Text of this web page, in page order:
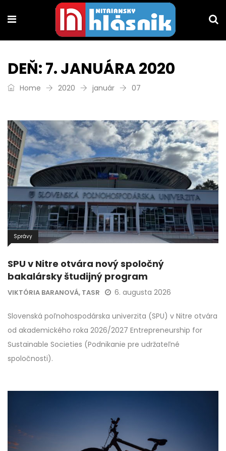
DEŇ:7. JANUÁRA 2020
Home 2020 január 07
Správy
SPU v Nitre otvára nový spoločný
bakalársky študijný program
VIKTÓRIA BARANOVÁ, TASR 6. augusta 2026
Slovenská poľnohospodárska univerzita (SPU) v Nitre otvára
od akademického roka 2026/2027 Entrepreneurship for
Sustainable Societies (Podnikanie pre udržateľné
spoločnosti).